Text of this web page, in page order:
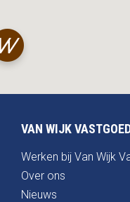
VAN WIJK
Werken bij Van Wijk
Over ons
Nieuws